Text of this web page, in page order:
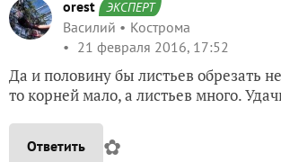
orest ЭКСПЕРТ
Василий
Кострома
21 февраля 2016, 17:52
Да и половину бы листьев обрезать
то корней мало, а листьев много.
Ответить ✿